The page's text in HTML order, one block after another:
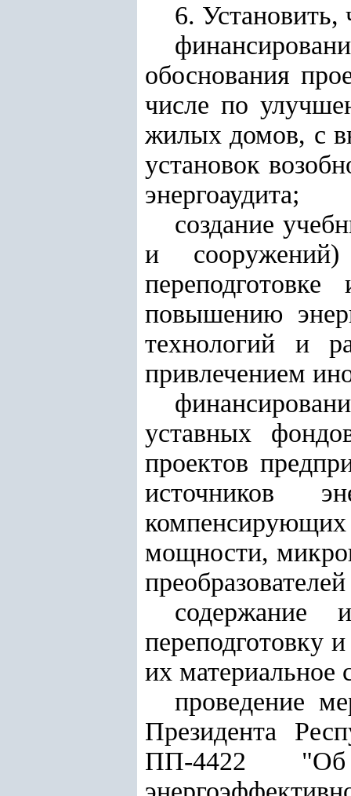
6. Установить,
обоснования
числе по
жилых домов, с
установок
энергоаудита;
создание
и
повышению
технологий и
привлечением
уставных
проектов
источников
компенсирующих
мощности,
содержание
переподготовку
их материальное
проведение
Президента
ПП-4422